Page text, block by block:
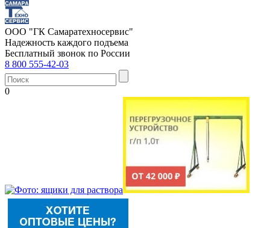
ООО "ГК Самаратехносервис"
Надежность каждого подъема
Бесплатный звонок по России
8 800 555-42-03
0